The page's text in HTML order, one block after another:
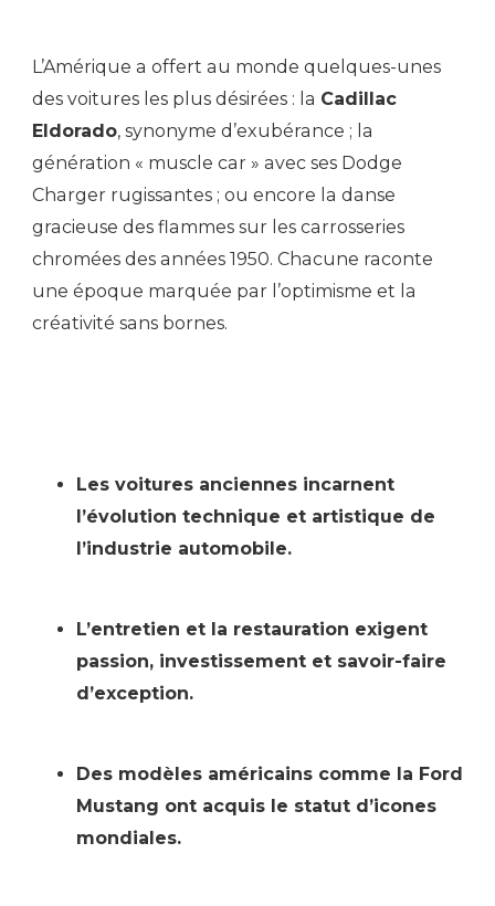
L’Amérique a offert au monde quelques-unes
des voitures les plus désirées : la Cadillac
Eldorado, synonyme d’exubérance ; la
génération « muscle car » avec ses Dodge
Charger rugissantes ; ou encore la danse
gracieuse des flammes sur les carrosseries
chromées des années 1950. Chacune raconte
une époque marquée par l’optimisme et la
créativité sans bornes.
Les voitures anciennes incarnent
l’évolution technique et artistique de
l’industrie automobile.
L’entretien et la restauration exigent
passion, investissement et savoir-faire
d’exception.
Des modèles américains comme la Ford
Mustang ont acquis le statut d’icones
mondiales.